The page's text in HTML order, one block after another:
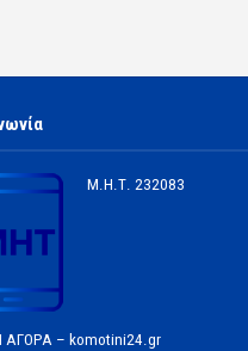
Μ.Η.Τ. 232083
ΑΓΟΡΑ – komotini24.gr